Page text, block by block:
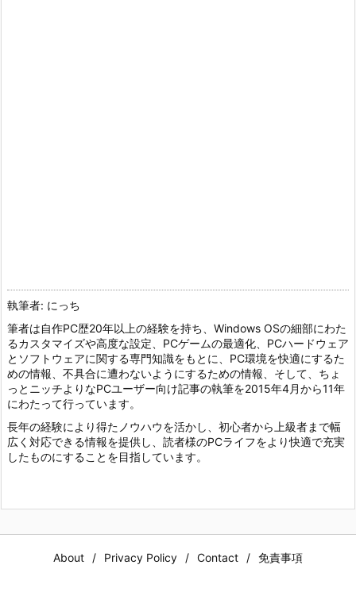
執筆者: にっち
筆者は自作PC歴20年以上の経験を持ち、Windows OSの細部にわた
るカスタマイズや高度な設定、PCゲームの最適化、PCハードウェア
とソフトウェアに関する専門知識をもとに、PC環境を快適にするた
めの情報、不具合に遭わないようにするための情報、そして、ちょ
っとニッチよりなPCユーザー向け記事の執筆を2015年4月から11年
にわたって行っています。
長年の経験により得たノウハウを活かし、初心者から上級者まで幅
広く対応できる情報を提供し、読者様のPCライフをより快適で充実
したものにすることを目指しています。
About Privacy Policy Contact 免責事項